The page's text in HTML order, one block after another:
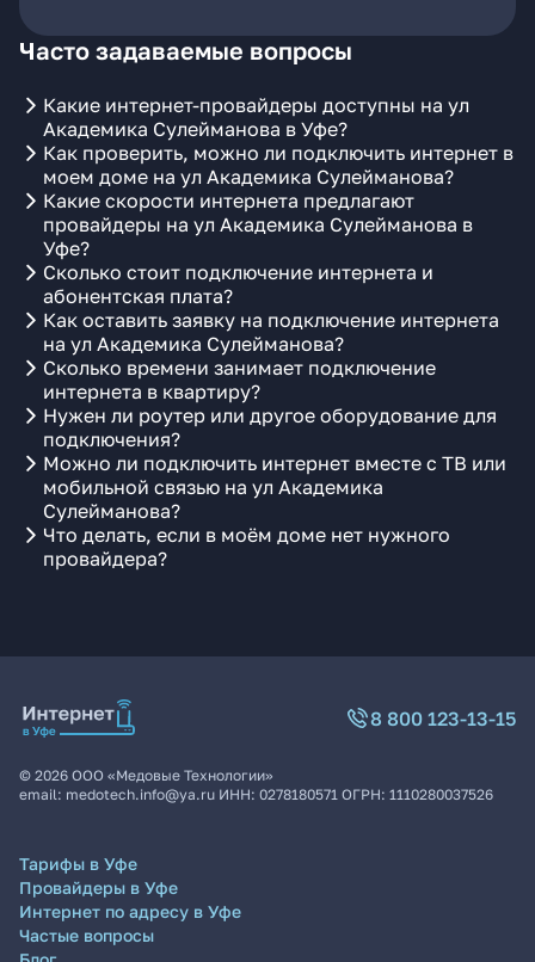
Часто задаваемые вопросы
Какие интернет-провайдеры доступны на ул
Академика Сулейманова в Уфе?
Как проверить, можно ли подключить интернет в
моем доме на ул Академика Сулейманова?
Какие скорости интернета предлагают
провайдеры на ул Академика Сулейманова в
Уфе?
Сколько стоит подключение интернета и
абонентская плата?
Как оставить заявку на подключение интернета
на ул Академика Сулейманова?
Сколько времени занимает подключение
интернета в квартиру?
Нужен ли роутер или другое оборудование для
подключения?
Можно ли подключить интернет вместе с ТВ или
мобильной связью на ул Академика
Сулейманова?
Что делать, если в моём доме нет нужного
провайдера?
8 800 123-13-15
© 2026 ООО «Медовые Технологии»
email: medotech.info@ya.ru ИНН: 0278180571 ОГРН: 1110280037526
Тарифы в Уфе
Провайдеры в Уфе
Интернет по адресу в Уфе
Частые вопросы